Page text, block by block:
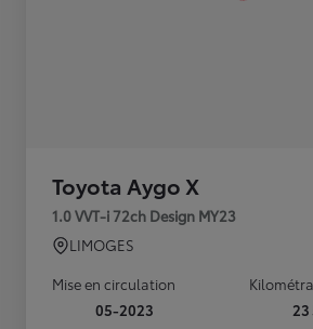
Toyota Aygo X
1.0 VVT-i 72ch Design MY23
LIMOGES
Mise en circulation
05-2023
23